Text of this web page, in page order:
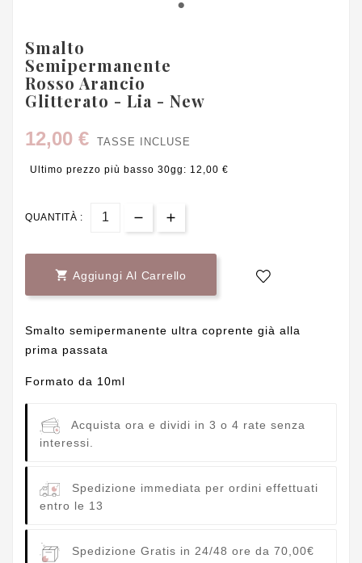
Smalto
Semipermanente
Rosso Arancio
Glitterato - Lia - New
12,00 €
TASSE INCLUSE
Ultimo prezzo più basso 30gg: 12,00 €
QUANTITÀ :
 Aggiungi Al Carrello
Smalto semipermanente ultra coprente già alla
prima passata
Formato da 10ml
Acquista ora e dividi in 3 o 4 rate senza
interessi.
Spedizione immediata per ordini effettuati
entro le 13
Spedizione Gratis in 24/48 ore da 70,00€